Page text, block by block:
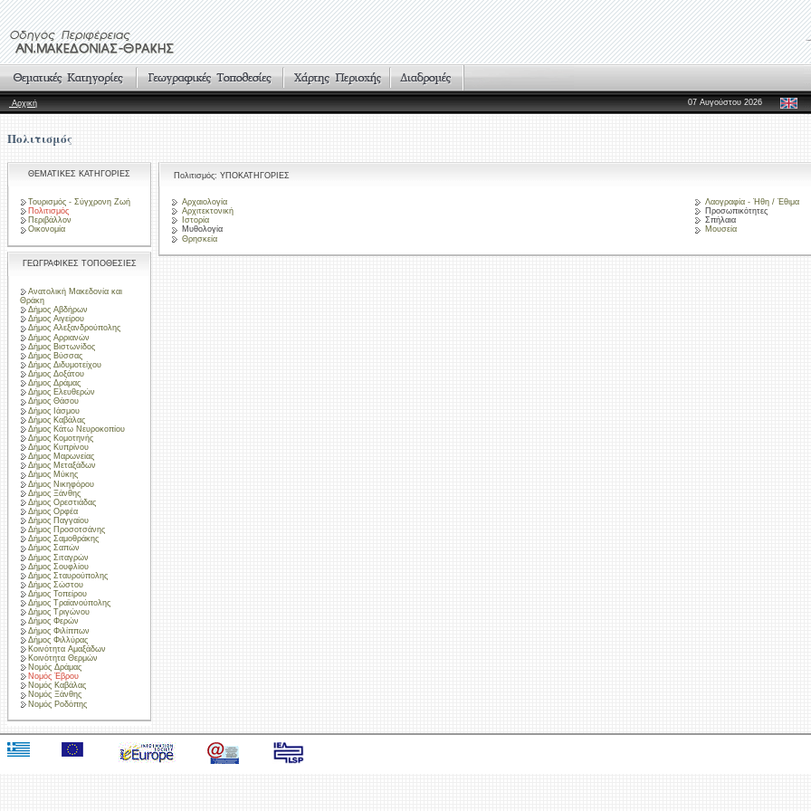
Αρχική 07 Αυγούστου 2026
Πολιτισμός
ΘΕΜΑΤΙΚΕΣ ΚΑΤΗΓΟΡΙΕΣ
Τουρισμός - Σύγχρονη Ζωή
Πολιτισμός
Περιβάλλον
Οικονομία
ΓΕΩΓΡΑΦΙΚΕΣ ΤΟΠΟΘΕΣΙΕΣ
Ανατολική Μακεδονία και
Θράκη
Δήμος Αβδήρων
Δήμος Αιγείρου
Δήμος Αλεξανδρούπολης
Δήμος Αρριανών
Δήμος Βιστωνίδος
Δήμος Βύσσας
Δήμος Διδυμοτείχου
Δήμος Δοξάτου
Δήμος Δράμας
Δήμος Ελευθερών
Δήμος Θάσου
Δήμος Ιάσμου
Δήμος Καβάλας
Δήμος Κάτω Νευροκοπίου
Δήμος Κομοτηνής
Δήμος Κυπρίνου
Δήμος Μαρωνείας
Δήμος Μεταξάδων
Δήμος Μύκης
Δήμος Νικηφόρου
Δήμος Ξάνθης
Δήμος Ορεστιάδας
Δήμος Ορφέα
Δήμος Παγγαίου
Δήμος Προσοτσάνης
Δήμος Σαμοθράκης
Δήμος Σαπών
Δήμος Σιταγρών
Δήμος Σουφλίου
Δήμος Σταυρούπολης
Δήμος Σώστου
Δήμος Τοπείρου
Δήμος Τραϊανούπολης
Δήμος Τριγώνου
Δήμος Φερών
Δήμος Φιλίππων
Δήμος Φιλλύρας
Κοινότητα Αμαξάδων
Κοινότητα Θερμών
Νομός Δράμας
Νομός Έβρου
Νομός Καβάλας
Νομός Ξάνθης
Νομός Ροδόπης
Πολιτισμός: ΥΠΟΚΑΤΗΓΟΡΙΕΣ
Αρχαιολογία
Αρχιτεκτονική
Ιστορία
Μυθολογία
Θρησκεία
Λαογραφία - Ήθη / Έθιμα
Προσωπικότητες
Σπήλαια
Μουσεία